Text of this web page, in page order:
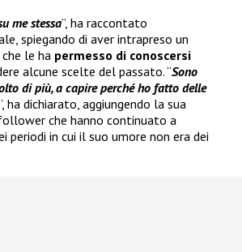
me stessa”, ha raccontato
spiegando di aver intrapreso un
le ha permesso di conoscersi
alcune scelte del passato. “Sono
di più, a capire perché ho fatto delle
ha dichiarato, aggiungendo la sua
che hanno continuato a
periodi in cui il suo umore non era dei